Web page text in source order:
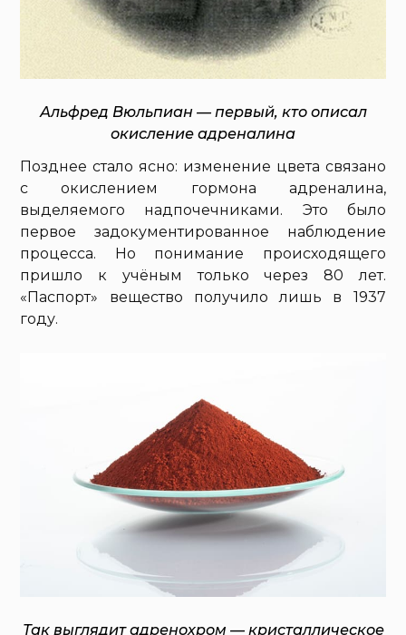
Альфред Вюльпиан — первый, кто описал
окисление адреналина
Позднее стало ясно: изменение цвета связано
с окислением гормона адреналина,
выделяемого надпочечниками. Это было
первое задокументированное наблюдение
процесса. Но понимание происходящего
пришло к учёным только через 80 лет.
«Паспорт» вещество получило лишь в 1937
году.
Так выглядит адренохром — кристаллическое